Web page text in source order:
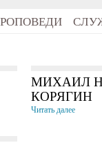
МИХАИЛ
КОРЯГИН
Читать далее